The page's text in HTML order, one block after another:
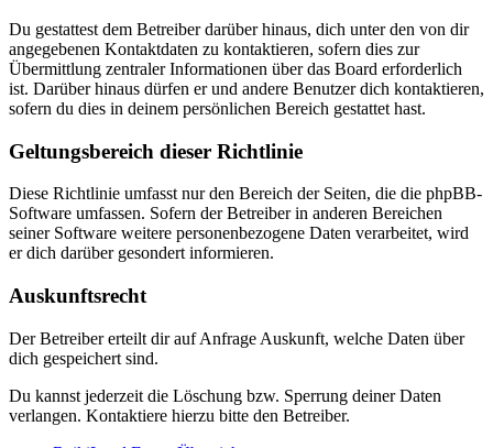
Du gestattest dem Betreiber darüber hinaus, dich unter den von dir
angegebenen Kontaktdaten zu kontaktieren, sofern dies zur
Übermittlung zentraler Informationen über das Board erforderlich
ist. Darüber hinaus dürfen er und andere Benutzer dich kontaktieren,
sofern du dies in deinem persönlichen Bereich gestattet hast.
Geltungsbereich dieser Richtlinie
Diese Richtlinie umfasst nur den Bereich der Seiten, die die phpBB-
Software umfassen. Sofern der Betreiber in anderen Bereichen
seiner Software weitere personenbezogene Daten verarbeitet, wird
er dich darüber gesondert informieren.
Auskunftsrecht
Der Betreiber erteilt dir auf Anfrage Auskunft, welche Daten über
dich gespeichert sind.
Du kannst jederzeit die Löschung bzw. Sperrung deiner Daten
verlangen. Kontaktiere hierzu bitte den Betreiber.